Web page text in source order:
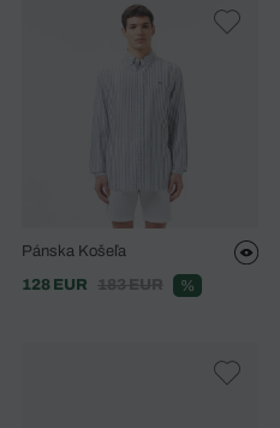
Pánska Košeľa
128 EUR
183 EUR %